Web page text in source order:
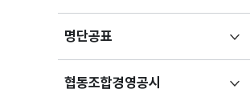
펼치기
명단공표
펼치기
협동조합경영공시